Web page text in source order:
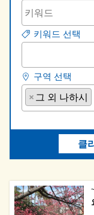
키워드 선택
구역 선택
×그 외 나하시
클